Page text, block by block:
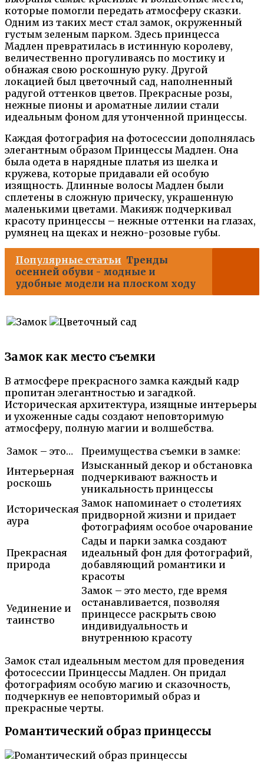
которые помогли передать атмосферу сказки.
Одним из таких мест стал замок, окруженный
густым зеленым парком. Здесь принцесса
Мадлен превратилась в истинную королеву,
величественно прогуливаясь по мостику и
обнажая свою роскошную руку. Другой
локацией был цветочный сад, наполненный
радугой оттенков цветов. Прекрасные розы,
нежные пионы и ароматные лилии стали
идеальным фоном для утонченной принцессы.
Каждая фотография на фотосессии дополнялась
элегантным образом Принцессы Мадлен. Она
была одета в нарядные платья из шелка и
кружева, которые придавали ей особую
изящность. Длинные волосы Мадлен были
сплетены в сложную прическу, украшенную
маленькими цветами. Макияж подчеркивал
красоту принцессы – нежные оттенки на глазах,
румянец на щеках и нежно-розовые губы.
Популярные статьи Тренды
осенней обуви - модные и
удобные модели на плоском ходу
Замок как место съемки
В атмосфере прекрасного замка каждый кадр
пропитан элегантностью и загадкой.
Историческая архитектура, изящные интерьеры
и ухоженные сады создают неповторимую
атмосферу, полную магии и волшебства.
Замок – это…
Преимущества съемки в замке:
Интерьерная
роскошь
Изысканный декор и обстановка
подчеркивают важность и
уникальность принцессы
Историческая
аура
Замок напоминает о столетиях
придворной жизни и придает
фотографиям особое очарование
Прекрасная
природа
Сады и парки замка создают
идеальный фон для фотографий,
добавляющий романтики и
красоты
Уединение и
таинство
Замок – это место, где время
останавливается, позволяя
принцессе раскрыть свою
индивидуальность и
внутреннюю красоту
Замок стал идеальным местом для проведения
фотосессии Принцессы Мадлен. Он придал
фотографиям особую магию и сказочность,
подчеркнув ее неповторимый образ и
прекрасные черты.
Романтический образ принцессы